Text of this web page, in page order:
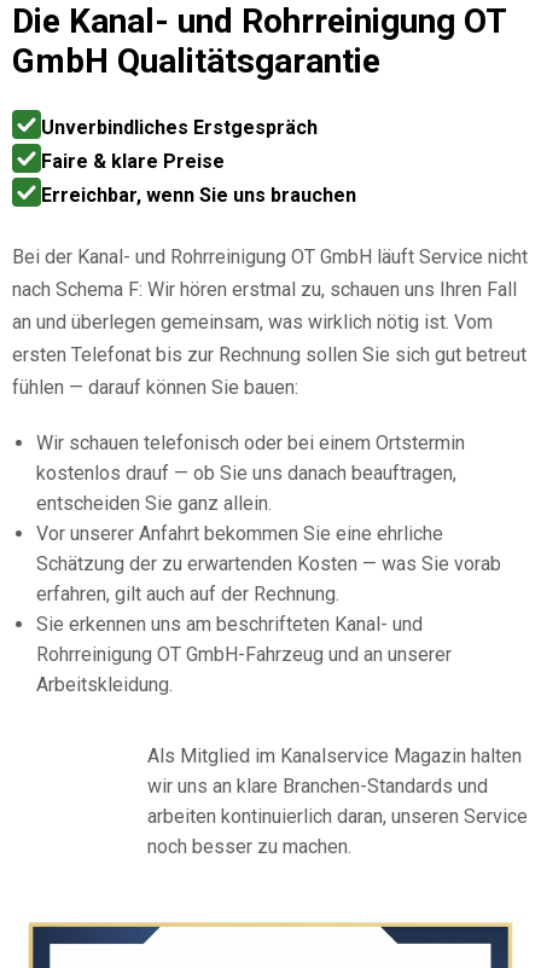
Die Kanal- und Rohrreinigung OT
GmbH Qualitätsgarantie
Unverbindliches Erstgespräch
Faire & klare Preise
Erreichbar, wenn Sie uns brauchen
Bei der Kanal- und Rohrreinigung OT GmbH läuft Service nicht
nach Schema F: Wir hören erstmal zu, schauen uns Ihren Fall
an und überlegen gemeinsam, was wirklich nötig ist. Vom
ersten Telefonat bis zur Rechnung sollen Sie sich gut betreut
fühlen — darauf können Sie bauen:
Wir schauen telefonisch oder bei einem Ortstermin
kostenlos drauf — ob Sie uns danach beauftragen,
entscheiden Sie ganz allein.
Vor unserer Anfahrt bekommen Sie eine ehrliche
Schätzung der zu erwartenden Kosten — was Sie vorab
erfahren, gilt auch auf der Rechnung.
Sie erkennen uns am beschrifteten Kanal- und
Rohrreinigung OT GmbH-Fahrzeug und an unserer
Arbeitskleidung.
Als Mitglied im Kanalservice Magazin halten
wir uns an klare Branchen-Standards und
arbeiten kontinuierlich daran, unseren Service
noch besser zu machen.